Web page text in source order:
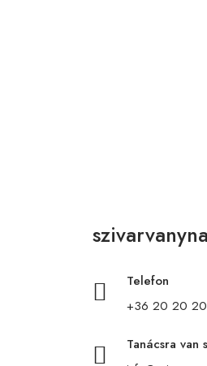
Telefon
+36 20 20
Tanácsra van